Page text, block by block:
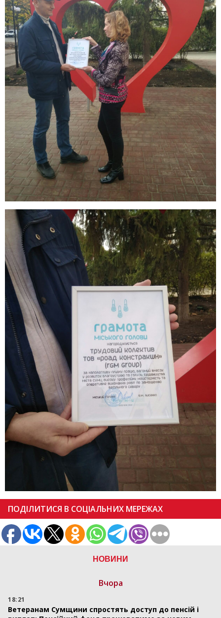
НОВИНИ
Вчора
18:21
Ветеранам Сумщини спростять доступ до пенсій і
ПОДІЛИТИСЯ В СОЦІАЛЬНИХ МЕРЕЖАХ